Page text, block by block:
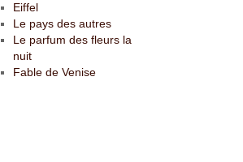
Eiffel
Le pays des autres
Le parfum des fleurs la
nuit
Fable de Venise